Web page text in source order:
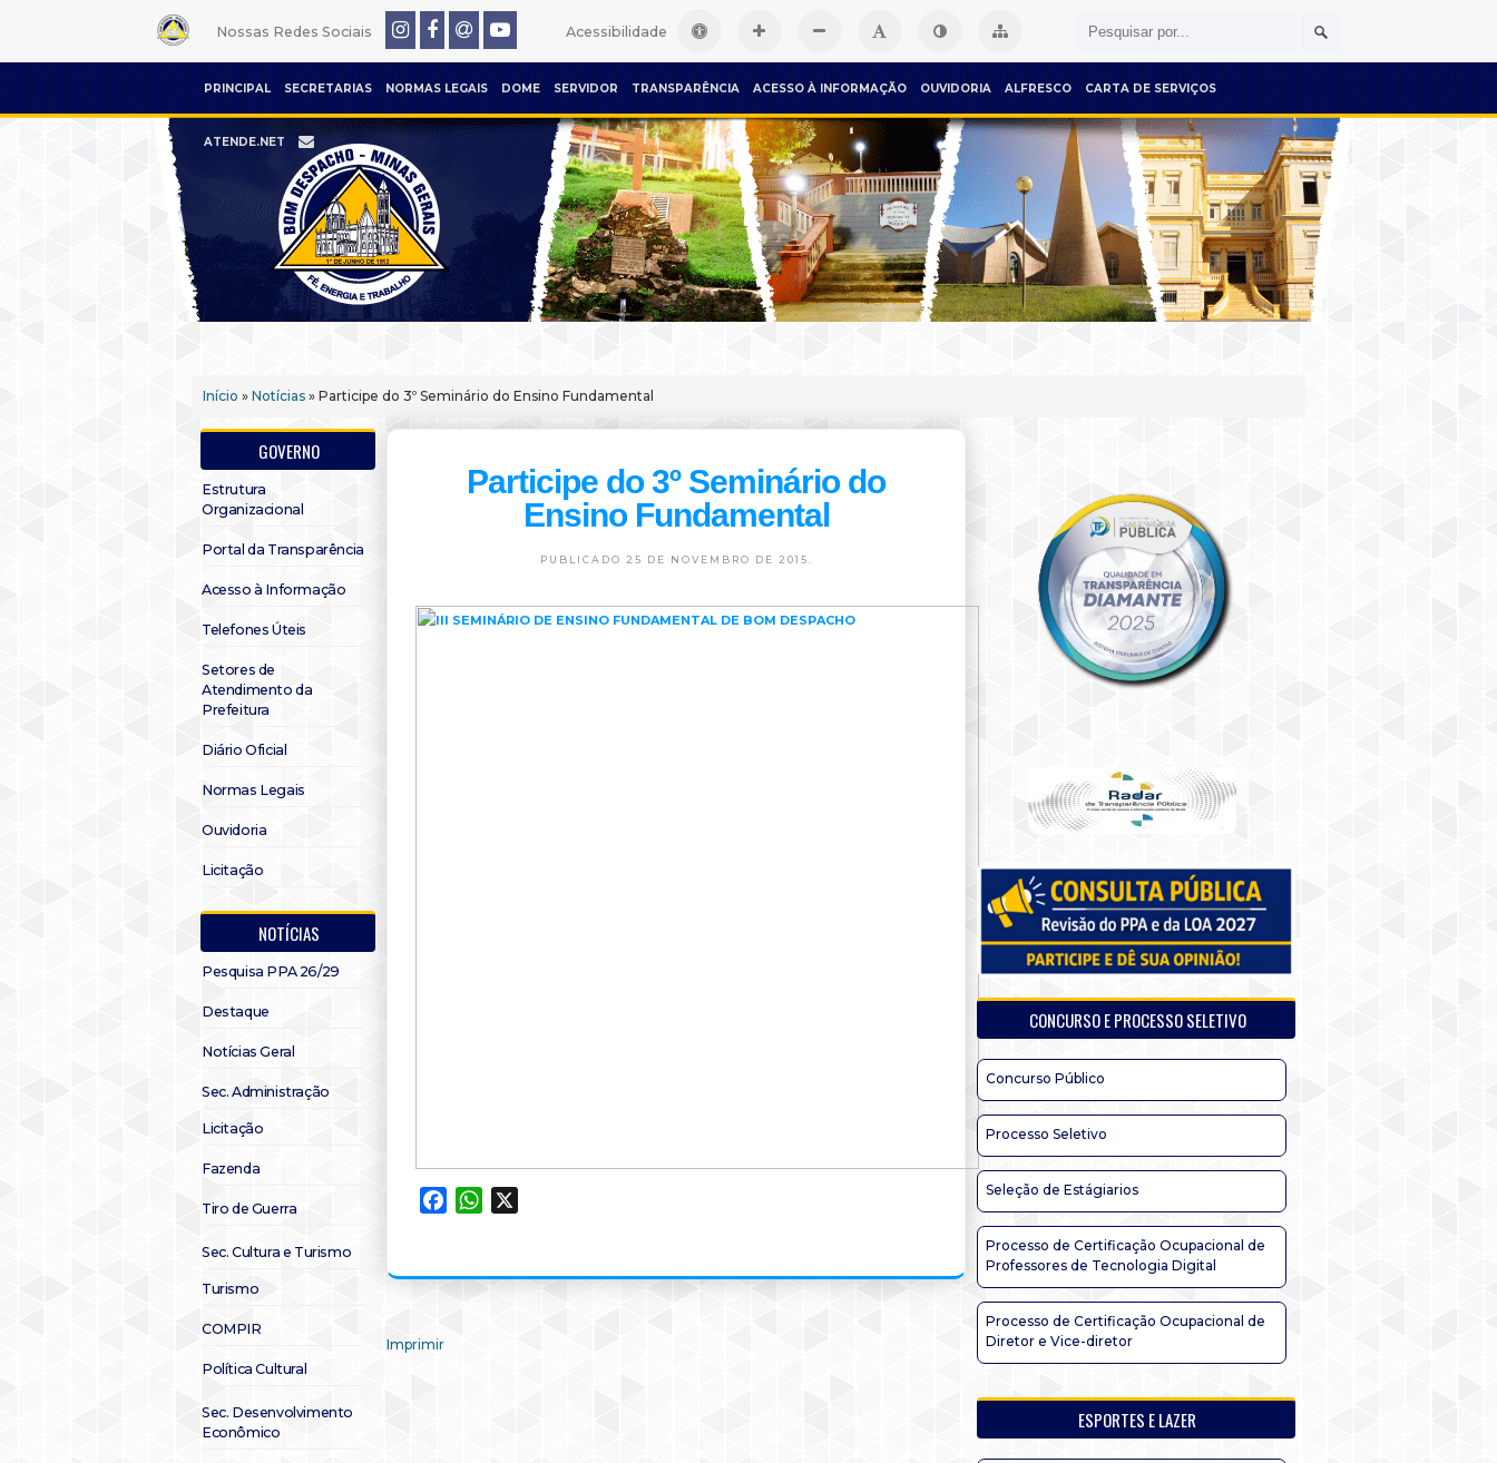
Nossas Redes Sociais Acessibilidade
PRINCIPAL SECRETARIAS NORMAS LEGAIS DOME SERVIDOR TRANSPARÊNCIA ACESSO À INFORMAÇÃO OUVIDORIA ALFRESCO CARTA DE SERVIÇOS
ATENDE.NET
Início » Notícias » Participe do 3º Seminário do Ensino Fundamental
GOVERNO
Estrutura
Organizacional
Portal da Transparência
Acesso à Informação
Telefones Úteis
Setores de
Atendimento da
Prefeitura
Diário Oficial
Normas Legais
Ouvidoria
Licitação
NOTÍCIAS
Pesquisa PPA 26/29
Destaque
Notícias Geral
Sec. Administração
Licitação
Fazenda
Tiro de Guerra
Sec. Cultura e Turismo
Turismo
COMPIR
Política Cultural
Sec. Desenvolvimento
Econômico
Participe do 3º Seminário do
Ensino Fundamental
PUBLICADO 25 DE NOVEMBRO DE 2015.
FacebookWhatsApp
Imprimir
CONCURSO E PROCESSO SELETIVO
Concurso Público
Processo Seletivo
Seleção de Estágiarios
Processo de Certificação Ocupacional de
Professores de Tecnologia Digital
Processo de Certificação Ocupacional de
Diretor e Vice-diretor
ESPORTES E LAZER